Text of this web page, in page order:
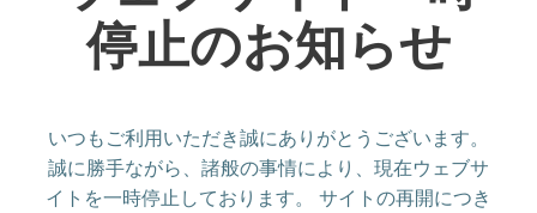
停止のお知らせ
いつもご利用いただき誠にありがとうございます。
誠に勝手ながら、諸般の事情により、現在ウェブサ
イトを一時停止しております。 サイトの再開につき